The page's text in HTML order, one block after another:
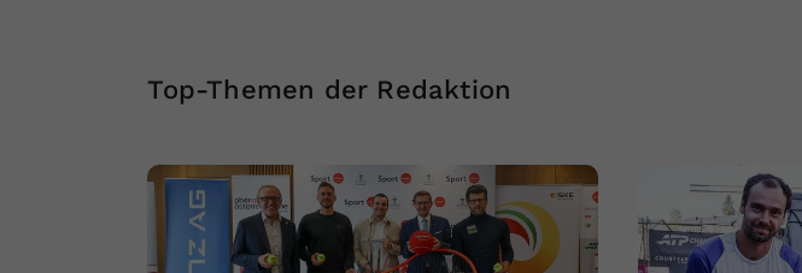
Top-Themen der Redaktion